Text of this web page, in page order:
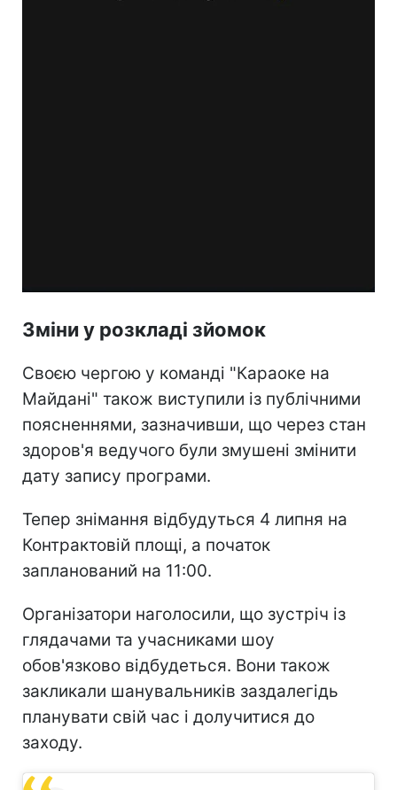
Зміни у розкладі зйомок
Своєю чергою у команді "Караоке на
Майдані" також виступили із публічними
поясненнями, зазначивши, що через стан
здоров'я ведучого були змушені змінити
дату запису програми.
Тепер знімання відбудуться 4 липня на
Контрактовій площі, а початок
запланований на 11:00.
Організатори наголосили, що зустріч із
глядачами та учасниками шоу
обов'язково відбудеться. Вони також
закликали шанувальників заздалегідь
планувати свій час і долучитися до
заходу.